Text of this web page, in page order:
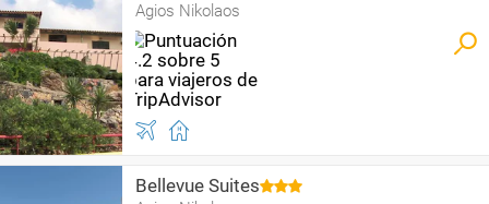
Agios Nikolaos
Bellevue Suites